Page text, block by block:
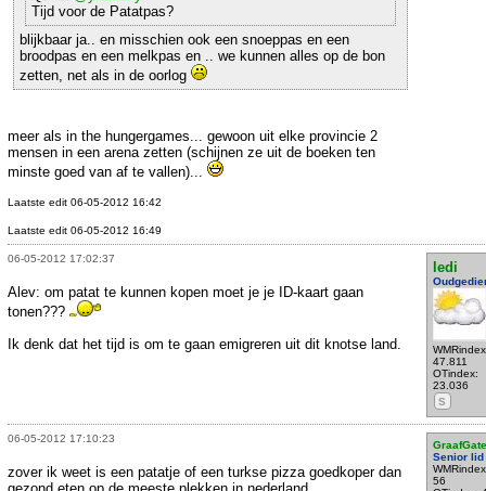
Tijd voor de Patatpas?
blijkbaar ja.. en misschien ook een snoeppas en een
broodpas en een melkpas en .. we kunnen alles op de bon
zetten, net als in de oorlog
meer als in the hungergames... gewoon uit elke provincie 2
mensen in een arena zetten (schijnen ze uit de boeken ten
minste goed van af te vallen)...
Laatste edit 06-05-2012 16:42
Laatste edit 06-05-2012 16:49
06-05-2012 17:02:37
ledi
47.811
OTindex:
23.036
S
Alev: om patat te kunnen kopen moet je je ID-kaart gaan
tonen???
Ik denk dat het tijd is om te gaan emigreren uit dit knotse land.
06-05-2012 17:10:23
Senior lid
56
zover ik weet is een patatje of een turkse pizza goedkoper dan